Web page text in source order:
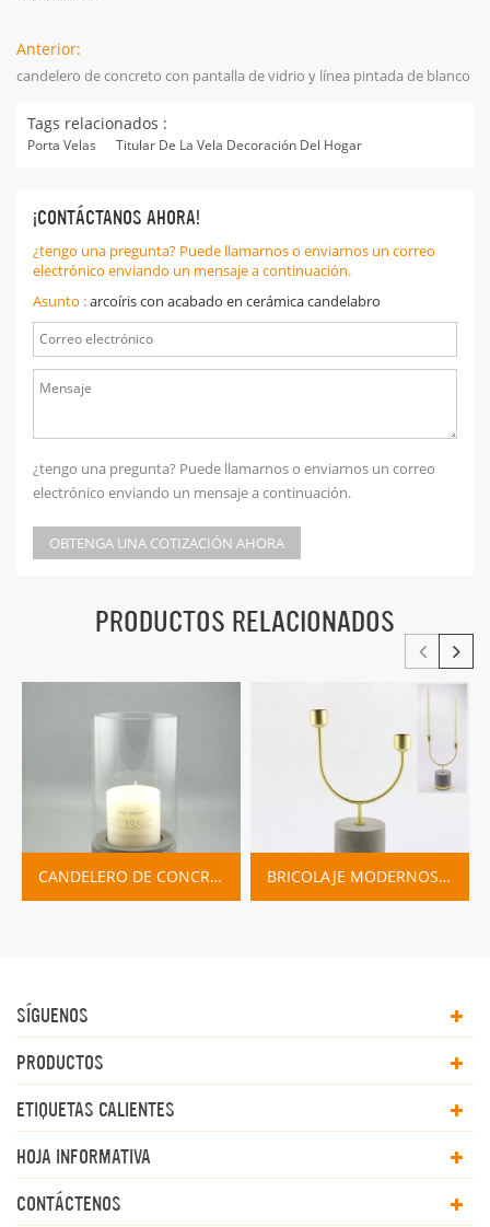
Anterior:
candelero de concreto con pantalla de vidrio y línea pintada de blanco
Tags relacionados :
Porta Velas Titular De La Vela Decoración Del Hogar
¡CONTÁCTANOS AHORA!
¿tengo una pregunta? Puede llamarnos o enviarnos un correo
electrónico enviando un mensaje a continuación.
Asunto :arcoíris con acabado en cerámica candelabro
¿tengo una pregunta? Puede llamarnos o enviarnos un correo
electrónico enviando un mensaje a continuación.
OBTENGA UNA COTIZACIÓN AHORA
PRODUCTOS RELACIONADOS
CANDELERO DE CONCRETO CON PANTALLA DE VIDRIO Y LÍNEA PINTADA DE BLANCO BRICOLAJE MODERNOS TITULARES DE VELA DE HORMIGÓN
SÍGUENOS
PRODUCTOS
ETIQUETAS CALIENTES
HOJA INFORMATIVA
CONTÁCTENOS